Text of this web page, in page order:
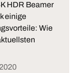
HDR Beamer
einige
Wie